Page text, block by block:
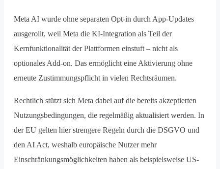
Meta AI wurde ohne separaten Opt-in durch App-Updates
ausgerollt, weil Meta die KI-Integration als Teil der
Kernfunktionalität der Plattformen einstuft – nicht als
optionales Add-on. Das ermöglicht eine Aktivierung ohne
erneute Zustimmungspflicht in vielen Rechtsräumen.
Rechtlich stützt sich Meta dabei auf die bereits akzeptierten
Nutzungsbedingungen, die regelmäßig aktualisiert werden. In
der EU gelten hier strengere Regeln durch die DSGVO und
den AI Act, weshalb europäische Nutzer mehr
Einschränkungsmöglichkeiten haben als beispielsweise US-